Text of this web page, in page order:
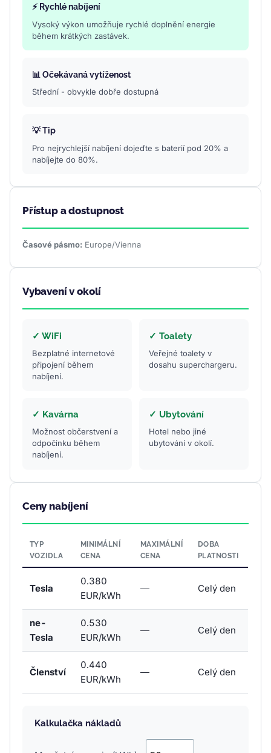
⚡ Rychlé nabíjení
Vysoký výkon umožňuje rychlé doplnění energie
během krátkých zastávek.
📊 Očekávaná vytíženost
Střední - obvykle dobře dostupná
💡 Tip
Pro nejrychlejší nabíjení dojeďte s baterií pod 20% a
nabíjejte do 80%.
Přístup a dostupnost
Časové pásmo: Europe/Vienna
Vybavení v okolí
✓ WiFi
Bezplatné internetové
připojení během
nabíjení.
✓ Toalety
Veřejné toalety v
dosahu superchargeru.
✓ Kavárna
Možnost občerstvení a
odpočinku během
nabíjení.
✓ Ubytování
Hotel nebo jiné
ubytování v okolí.
Ceny nabíjení
TYP
VOZIDLA
MINIMÁLNÍ
CENA
MAXIMÁLNÍ
CENA
DOBA
PLATNOSTI
Tesla
0.380
EUR/kWh
— Celý den
ne-
Tesla
0.530
EUR/kWh
— Celý den
Členství
0.440
EUR/kWh
— Celý den
Kalkulačka nákladů